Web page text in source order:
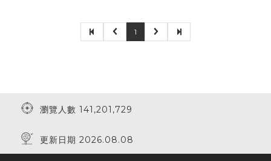
1
瀏覽人數 141,201,729
更新日期 2026.08.08